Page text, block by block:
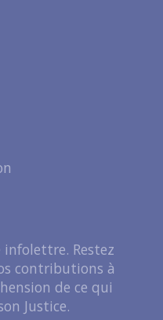
Restez
contributions à
de ce qui
Justice.